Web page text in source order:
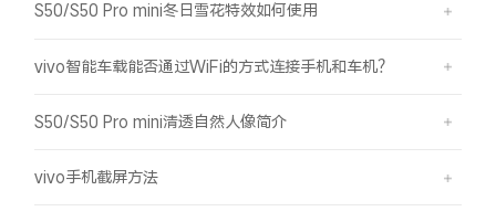
S50/S50 Pro mini冬日雪花特效如何使用
vivo智能车载能否通过WiFi的方式连接手机和车机？
S50/S50 Pro mini清透自然人像简介
vivo手机截屏方法